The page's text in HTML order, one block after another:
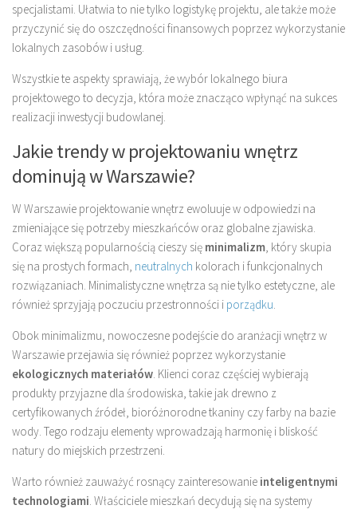
specjalistami. Ułatwia to nie tylko logistykę projektu, ale także może
przyczynić się do oszczędności finansowych poprzez wykorzystanie
lokalnych zasobów i usług.
Wszystkie te aspekty sprawiają, że wybór lokalnego biura
projektowego to decyzja, która może znacząco wpłynąć na sukces
realizacji inwestycji budowlanej.
Jakie trendy w projektowaniu wnętrz
dominują w Warszawie?
W Warszawie projektowanie wnętrz ewoluuje w odpowiedzi na
zmieniające się potrzeby mieszkańców oraz globalne zjawiska.
Coraz większą popularnością cieszy się minimalizm , który skupia
się na prostych formach, neutralnych kolorach i funkcjonalnych
rozwiązaniach. Minimalistyczne wnętrza są nie tylko estetyczne, ale
również sprzyjają poczuciu przestronności i porządku
Obok minimalizmu, nowoczesne podejście do aranżacji wnętrz w
Warszawie przejawia się również poprzez wykorzystanie
ekologicznych materiałów . Klienci coraz częściej wybierają
produkty przyjazne dla środowiska, takie jak drewno z
certyfikowanych źródeł, bioróżnorodne tkaniny czy farby na bazie
wody. Tego rodzaju elementy wprowadzają harmonię i bliskość
natury do miejskich przestrzeni.
Warto również zauważyć rosnący zainteresowanie inteligentnymi
technologiami . Właściciele mieszkań decydują się na systemy